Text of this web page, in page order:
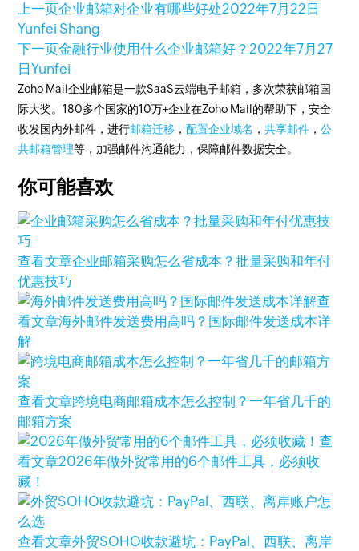
上一页企业邮箱对企业有哪些好处2022年7月22日
Yunfei Shang
下一页金融行业使用什么企业邮箱好？2022年7月27
日Yunfei
Zoho Mail企业邮箱是一款SaaS云端电子邮箱，多次荣获邮箱国
际大奖。180多个国家的10万+企业在Zoho Mail的帮助下，安全
收发国内外邮件，进行邮箱迁移 ，配置企业域名 ，共享邮件 ，公
共邮箱管理等，加强邮件沟通能力，保障邮件数据安全。
你可能喜欢
查看文章企业邮箱采购怎么省成本？批量采购和年付
优惠技巧
查
看文章海外邮件发送费用高吗？国际邮件发送成本详
解
查看文章跨境电商邮箱成本怎么控制？一年省几千的
邮箱方案
查
看文章2026年做外贸常用的6个邮件工具，必须收
藏！
查看文章外贸SOHO收款避坑：PayPal、西联、离岸